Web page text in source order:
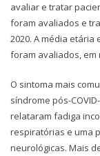
avaliar e tratar
foram avaliados e
2020. A média etária
foram avaliados, em
O sintoma mais
síndrome pós-
relataram fadiga
respiratórias e uma
neurológicas. Mais